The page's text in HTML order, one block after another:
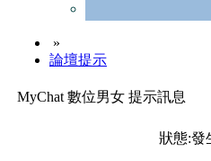
»
論壇提示
MyChat 數位男女 提示訊息
狀態:發